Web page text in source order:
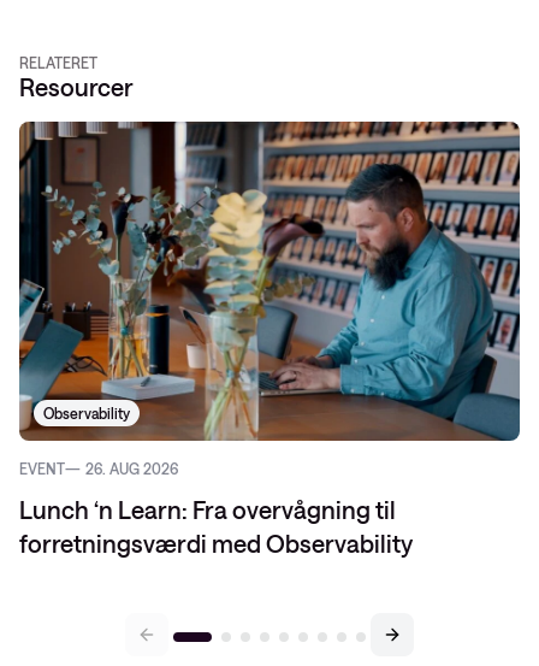
RELATERET
Resourcer
Observability
EVENT 26. AUG 2026
Lunch ‘n Learn: Fra overvågning til
forretningsværdi med Observability